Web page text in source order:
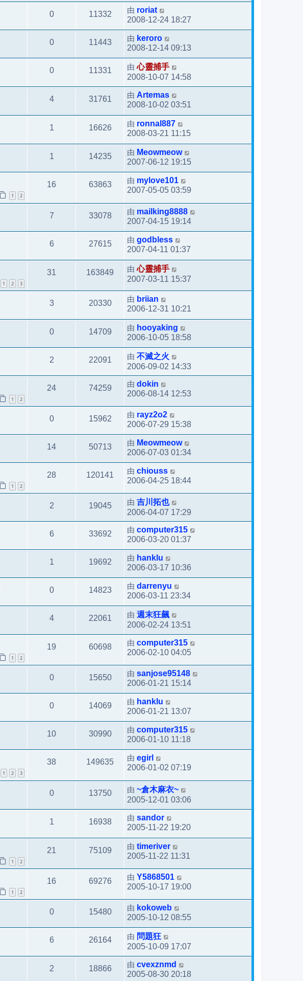
0 11332 由 roriat
2008-12-24 18:27
0 11443 由 keroro
2008-12-14 09:13
0 11331 由心靈捕手
2008-10-07 14:58
4 31761 由 Artemas
2008-10-02 03:51
1 16626 由 ronnal887
2008-03-21 11:15
1 14235 由 Meowmeow
2007-06-12 19:15
1 2
16 63863 由 mylove101
2007-05-05 03:59
7 33078 由 mailking8888
2007-04-15 19:14
6 27615 由 godbless
2007-04-11 01:37
1 2 3
31 163849 由心靈捕手
2007-03-11 15:37
3 20330 由 briian
2006-12-31 10:21
0 14709 由 hooyaking
2006-10-05 18:58
2 22091 由 不滅之火
2006-09-02 14:33
1 2
24 74259 由 dokin
2006-08-14 12:53
0 15962 由 rayz2o2
2006-07-29 15:38
14 50713 由 Meowmeow
2006-07-03 01:34
1 2
28 120141 由 chiouss
2006-04-25 18:44
2 19045 由 吉川拓也
2006-04-07 17:29
6 33692 由 computer315
2006-03-20 01:37
1 19692 由 hanklu
2006-03-17 10:36
0 14823 由 darrenyu
2006-03-11 23:34
4 22061 由 週末狂飆
2006-02-24 13:51
1 2
19 60698 由 computer315
2006-02-10 04:05
0 15650 由 sanjose95148
2006-01-21 15:14
0 14069 由 hanklu
2006-01-21 13:07
10 30990 由 computer315
2006-01-10 11:18
1 2 3
38 149635 由 egirl
2006-01-02 07:19
0 13750 由 ~倉木麻衣~
2005-12-01 03:06
1 16938 由 sandor
2005-11-22 19:20
1 2
21 75109 由 timeriver
2005-11-22 11:31
1 2
16 69276 由 Y5868501
2005-10-17 19:00
0 15480 由 kokoweb
2005-10-12 08:55
6 26164 由 問題狂
2005-10-09 17:07
2 18866 由 cvexznmd
2005-08-30 20:18